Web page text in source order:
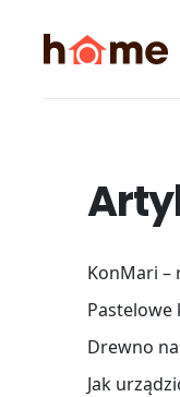
KonMari –
Pastelowe
Drewno
Jak